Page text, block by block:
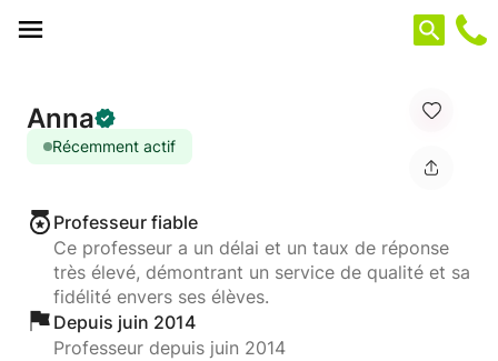
Anna
Récemment actif
Professeur fiable
Ce professeur a un délai et un taux de réponse
très élevé, démontrant un service de qualité et sa
fidélité envers ses élèves.
Depuis juin 2014
Professeur depuis juin 2014